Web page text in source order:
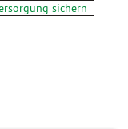
sichern